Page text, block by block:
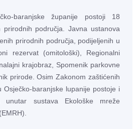
baranjske županije postoji 18
prirodnih područja. Javna ustanova
prirodnih područja, podijeljenih u
rezervat (omitološki), Regionalni
krajobraz, Spomenik parkovne
prirode. Osim Zakonom zaštićenih
Osječko-baranjske lupanije postoje i
unutar sustava Ekološke mreže